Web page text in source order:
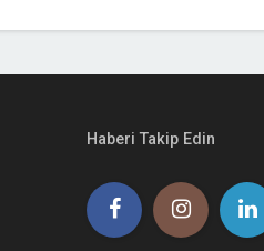
Haberi Takip Edin